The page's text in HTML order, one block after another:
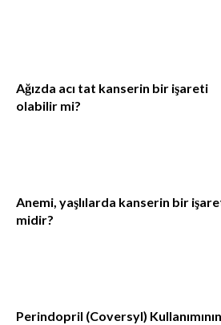
Ağızda acı tat kanserin bir işareti
olabilir mi?
Anemi, yaşlılarda kanserin bir
midir?
Perindopril (Coversyl) Kullanımının